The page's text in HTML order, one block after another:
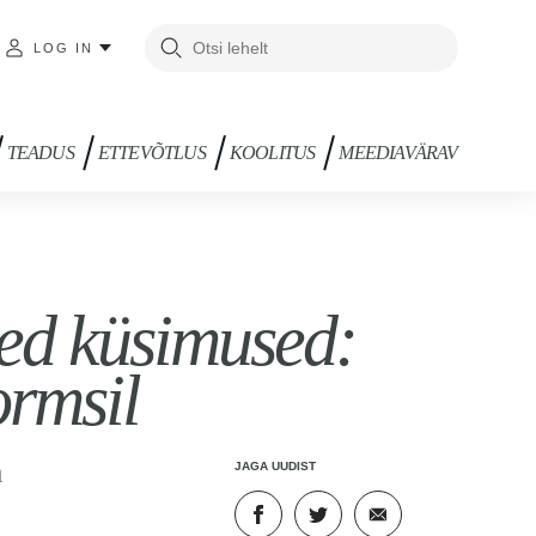
LOG IN
TEADUS ETTEVÕTLUS KOOLITUS MEEDIAVÄRAV
küsimused:
JAGA UUDIST